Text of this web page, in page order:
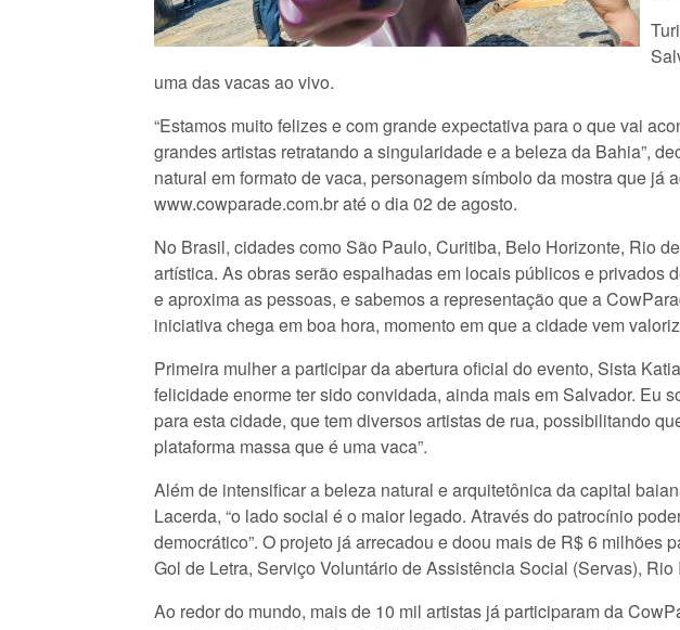
uma das vacas ao vivo.
“Estamos muito felizes e com grande expectativa para o que vai
grandes artistas retratando a singularidade e a beleza da Bahia”,
natural em formato de vaca, personagem símbolo da mostra que
www.cowparade.com.br até o dia 02 de agosto.
No Brasil, cidades como São Paulo, Curitiba, Belo Horizonte, Rio
artística. As obras serão espalhadas em locais públicos e privados
e aproxima as pessoas, e sabemos a representação que a
iniciativa chega em boa hora, momento em que a cidade vem
Primeira mulher a participar da abertura oficial do evento, Sista
felicidade enorme ter sido convidada, ainda mais em Salvador. Eu
para esta cidade, que tem diversos artistas de rua, possibilitando
plataforma massa que é uma vaca”.
Além de intensificar a beleza natural e arquitetônica da capital
Lacerda, “o lado social é o maior legado. Através do patrocínio
democrático”. O projeto já arrecadou e doou mais de R$ 6
Gol de Letra, Serviço Voluntário de Assistência Social (Servas),
Ao redor do mundo, mais de 10 mil artistas já participaram da